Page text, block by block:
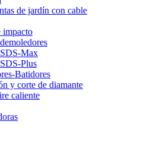
de jardín con cable
impacto
Max
Plus
Batidores
y corte de diamante
caliente